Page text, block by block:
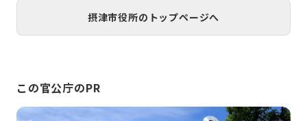
摂津市役所のトップページへ
この官公庁のPR